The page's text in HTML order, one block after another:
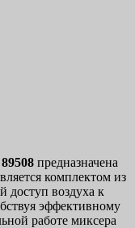
предназначена
комплектом из
доступ воздуха к
эффективному
работе миксера